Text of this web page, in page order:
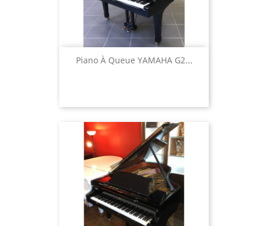
Piano À Queue YAMAHA G2...